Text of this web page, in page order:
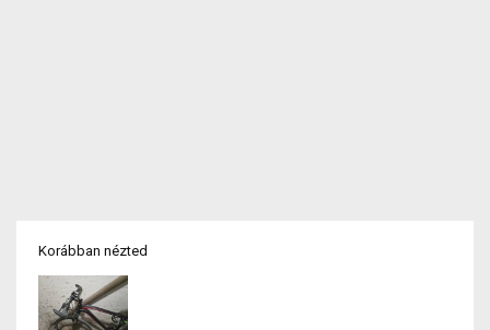
Korábban nézted